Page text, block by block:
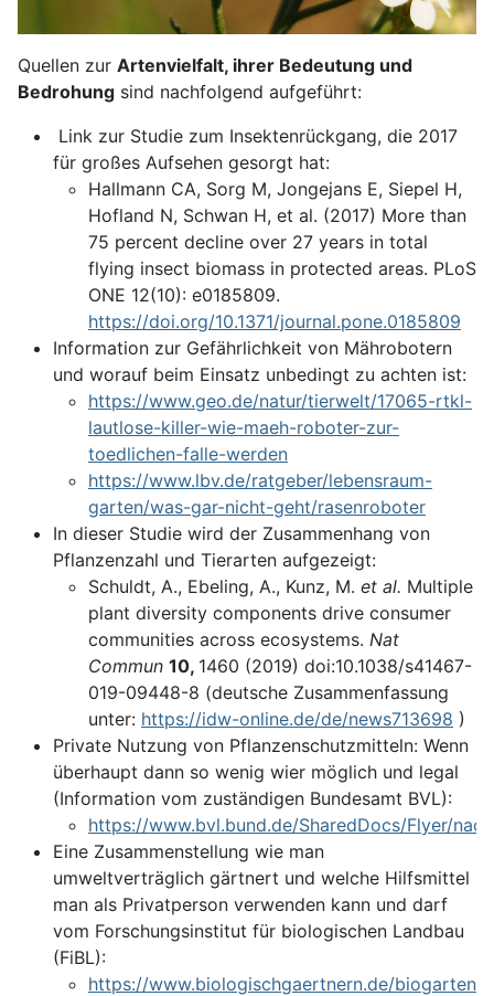
Quellen zur Artenvielfalt, ihrer Bedeutung und
Bedrohung sind nachfolgend aufgeführt:
Link zur Studie zum Insektenrückgang, die 2017
für großes Aufsehen gesorgt hat:
Hallmann CA, Sorg M, Jongejans E, Siepel H,
Hofland N, Schwan H, et al. (2017) More than
75 percent decline over 27 years in total
flying insect biomass in protected areas. PLoS
ONE 12(10): e0185809.
https://doi.org/10.1371/journal.pone.0185809
Information zur Gefährlichkeit von Mährobotern
und worauf beim Einsatz unbedingt zu achten ist:
https://www.geo.de/natur/tierwelt/17065-rtkl-
lautlose-killer-wie-maeh-roboter-zur-
toedlichen-falle-werden
https://www.lbv.de/ratgeber/lebensraum-
garten/was-gar-nicht-geht/rasenroboter
In dieser Studie wird der Zusammenhang von
Pflanzenzahl und Tierarten aufgezeigt:
Schuldt, A., Ebeling, A., Kunz, M. et al. Multiple
plant diversity components drive consumer
communities across ecosystems. Nat
Commun 10, 1460 (2019) doi:10.1038/s41467-
019-09448-8 (deutsche Zusammenfassung
unter: https://idw-online.de/de/news713698 )
Private Nutzung von Pflanzenschutzmitteln: Wenn
überhaupt dann so wenig wier möglich und legal
(Information vom zuständigen Bundesamt BVL):
https://www.bvl.bund.de/SharedDocs/Flyer/
Eine Zusammenstellung wie man
umweltverträglich gärtnert und welche Hilfsmittel
man als Privatperson verwenden kann und darf
vom Forschungsinstitut für biologischen Landbau
(FiBL):
https://www.biologischgaertnern.de/biogarten-